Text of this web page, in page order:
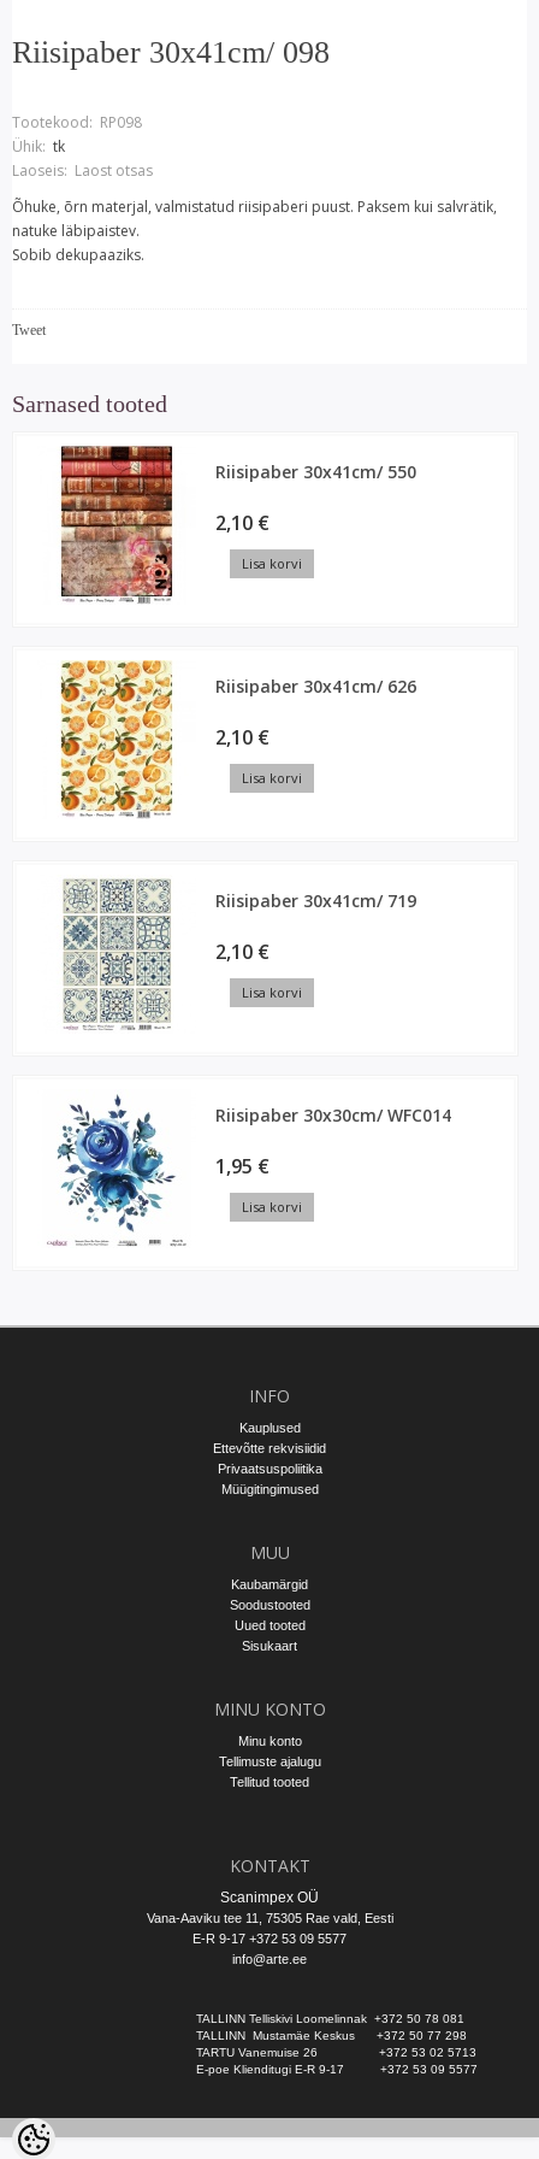
Riisipaber 30x41cm/ 098
Tootekood: RP098
Ühik: tk
Laoseis: Laost otsas
Õhuke, õrn materjal, valmistatud riisipaberi puust. Paksem kui salvrätik,
natuke läbipaistev.
Sobib dekupaaziks.
Tweet
Sarnased tooted
Riisipaber 30x41cm/ 550
2,10 €
Lisa korvi
Riisipaber 30x41cm/ 626
2,10 €
Lisa korvi
Riisipaber 30x41cm/ 719
2,10 €
Lisa korvi
Riisipaber 30x30cm/ WFC014
1,95 €
Lisa korvi
INFO
Kauplused
Ettevõtte rekvisiidid
Privaatsuspoliitika
Müügitingimused
MUU
Kaubamärgid
Soodustooted
Uued tooted
Sisukaart
MINU KONTO
Minu konto
Tellimuste ajalugu
Tellitud tooted
KONTAKT
Scanimpex OÜ
Vana-Aaviku tee 11, 75305 Rae vald, Eesti
E-R 9-17 +372 53 09 5577
info@arte.ee
TALLINN Telliskivi Loomelinnak  +372 50 78 081
TALLINN  Mustamäe Keskus      +372 50 77 298
TARTU Vanemuise 26                 +372 53 02 5713
E-poe Klienditugi E-R 9-17          +372 53 09 5577